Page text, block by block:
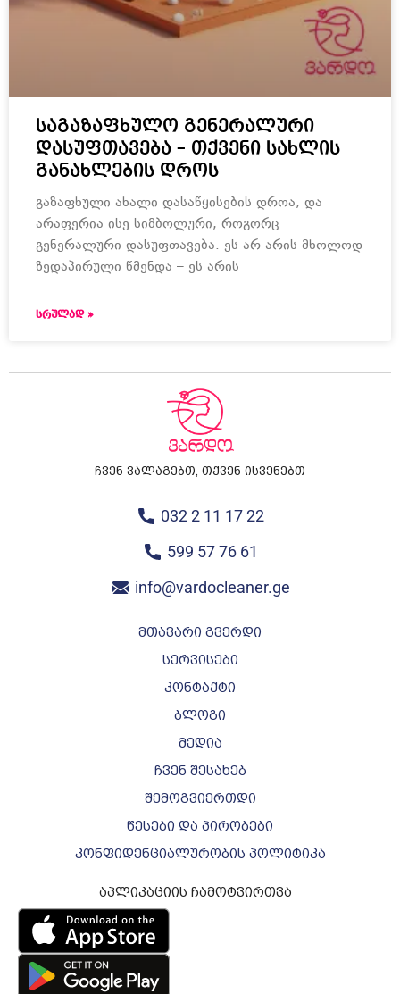
საგაზაფხულო გენერალური
დასუფთავება – თქვენი სახლის
განახლების დროს
გაზაფხული ახალი დასაწყისების დროა, და
არაფერია ისე სიმბოლური, როგორც
გენერალური დასუფთავება. ეს არ არის მხოლოდ
ზედაპირული წმენდა – ეს არის
ᲡᲠᲣᲚᲐᲓ »
ჩვენ ვალაგებთ, თქვენ ისვენებთ
032 2 11 17 22
599 57 76 61
info@vardocleaner.ge
მთავარი გვერდი
სერვისები
კონტაქტი
ბლოგი
მედია
ჩვენ შესახებ
შემოგვიერთდი
წესები და პირობები
კონფიდენციალურობის პოლიტიკა
აპლიკაციის ჩამოტვირთვა